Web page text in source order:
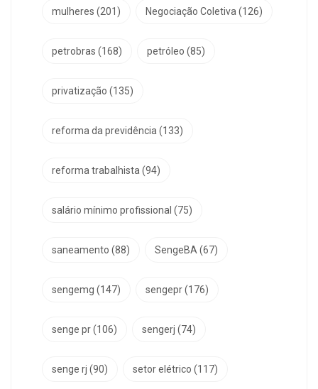
mulheres (201) Negociação Coletiva(126)
petrobras (168) petróleo (85)
privatização (135)
reforma da previdência(133)
reforma trabalhista(94)
salário mínimo profissional (75)
saneamento (88) SengeBA(67)
sengemg (147) sengepr(176)
senge pr(106) sengerj (74)
senge rj (90) setor elétrico (117)